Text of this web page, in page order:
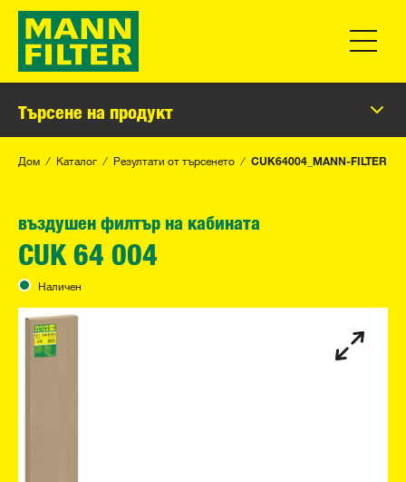
Търсене на продукт
Дом Каталог Резултати от търсенето CUK64004_MANN-FILTER
въздушен филтър на кабината
CUK 64 004
Наличен